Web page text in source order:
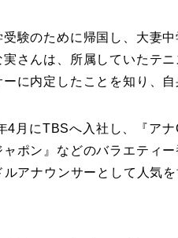
受験のために帰国し、大妻
実さんは、所属していたテ
に内定したことを知り、
4月にTBSへ入社し、『ア
ャポン』などのバラエティ
アナウンサーとして人気を